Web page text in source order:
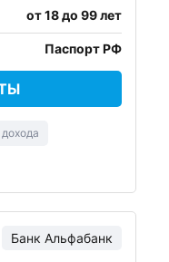
от 18 до 99 лет
Паспорт РФ
Банк Альфабанк